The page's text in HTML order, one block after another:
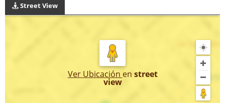
Street View
Ver Ubicación en street
view